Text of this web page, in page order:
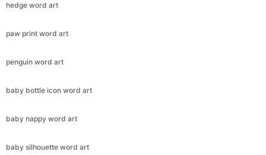
hedge word art
paw print word art
penguin word art
baby bottle icon word art
baby nappy word art
baby silhouette word art